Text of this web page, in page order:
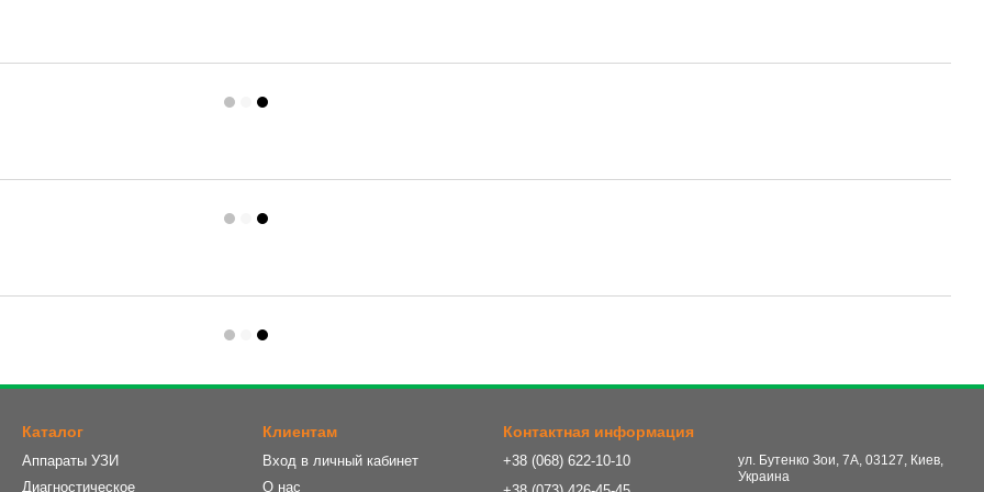
Каталог
Аппараты УЗИ
Диагностическое
Клиентам
Вход в личный кабинет
О нас
Контактная информация
+38 (068) 622-10-10
ул. Бутенко Зои, 7А, 03127, Киев,
Украина